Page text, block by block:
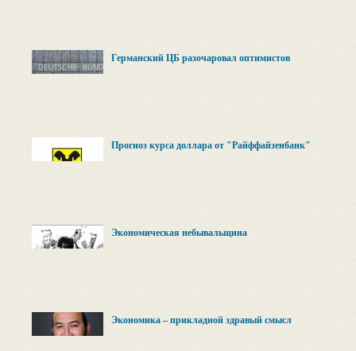
Германский ЦБ разочаровал оптимистов
Прогноз курса доллара от "Райффайзенбанк"
Экономическая небывальщина
Экономика – прикладной здравый смысл